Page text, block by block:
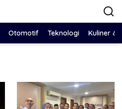
Otomotif Teknologi Kuliner &